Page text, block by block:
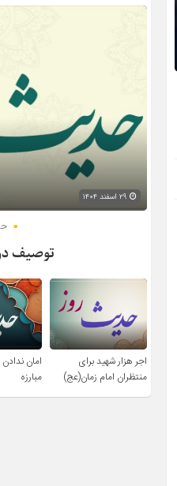
توصیف
اجر هزار شهید برای
منتظران امام زمان(عج)
امان
مبارزه